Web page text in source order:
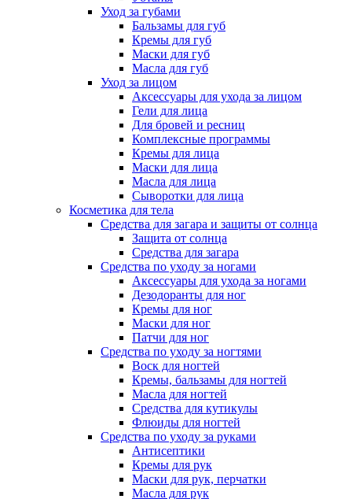
Уход за губами
Бальзамы для губ
Кремы для губ
Маски для губ
Масла для губ
Уход за лицом
Аксессуары для ухода за лицом
Гели для лица
Для бровей и ресниц
Комплексные программы
Кремы для лица
Маски для лица
Масла для лица
Сыворотки для лица
Косметика для тела
Средства для загара и защиты от солнца
Защита от солнца
Средства для загара
Средства по уходу за ногами
Аксессуары для ухода за ногами
Дезодоранты для ног
Кремы для ног
Маски для ног
Патчи для ног
Средства по уходу за ногтями
Воск для ногтей
Кремы, бальзамы для ногтей
Масла для ногтей
Средства для кутикулы
Флюиды для ногтей
Средства по уходу за руками
Антисептики
Кремы для рук
Маски для рук, перчатки
Масла для рук